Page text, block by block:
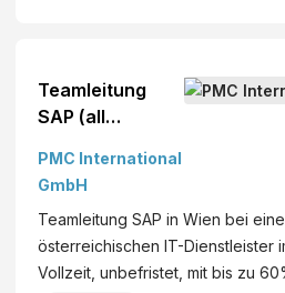
Teamleitung
SAP (all
PMC International
GmbH
Teamleitung SAP in Wien bei
österreichischen IT-Dienstleister
Vollzeit, unbefristet, mit bis zu